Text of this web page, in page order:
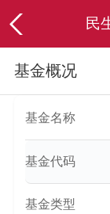
民
基金概况
基金名称
基金代码
基金类型